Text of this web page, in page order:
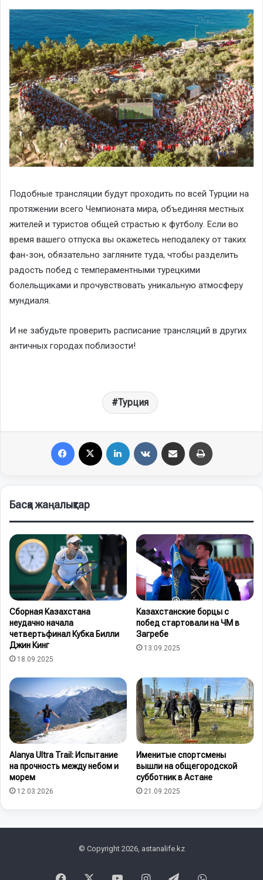
Подобные трансляции будут проходить по всей Турции на
протяжении всего Чемпионата мира, объединяя местных
жителей и туристов общей страстью к футболу. Если во
время вашего отпуска вы окажетесь неподалеку от таких
фан-зон, обязательно загляните туда, чтобы разделить
радость побед с темпераментными турецкими
болельщиками и прочувствовать уникальную атмосферу
мундиаля.
И не забудьте проверить расписание трансляций в других
античных городах поблизости!
Турция
Басқа жаңалықтар
Сборная Казахстана
неудачно начала
четвертьфинал Кубка Билли
Джин Кинг
18.09.2025
Казахстанские борцы с
побед стартовали на ЧМ в
Загребе
13.09.2025
Alanya Ultra Trail: Испытание
на прочность между небом и
морем
12.03.2026
Именитые спортсмены
вышли на общегородской
субботник в Астане
21.09.2025
© Copyright 2026, astanalife.kz